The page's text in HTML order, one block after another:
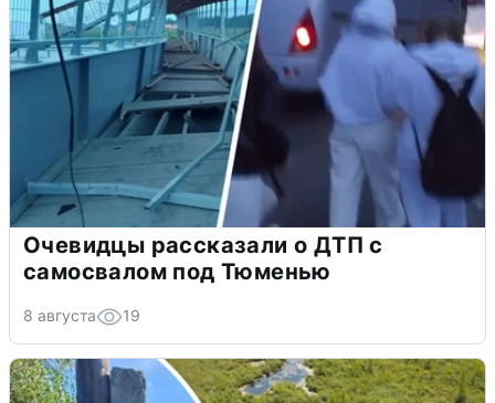
Очевидцы рассказали о ДТП с
самосвалом под Тюменью
8 августа 19